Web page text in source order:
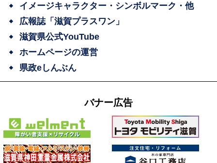
イメージキャラクター・シンボルマーク・他
広報誌「滋賀プラスワン」
滋賀県公式YouTube
ホームページの運営
県政eしんぶん
バナー広告